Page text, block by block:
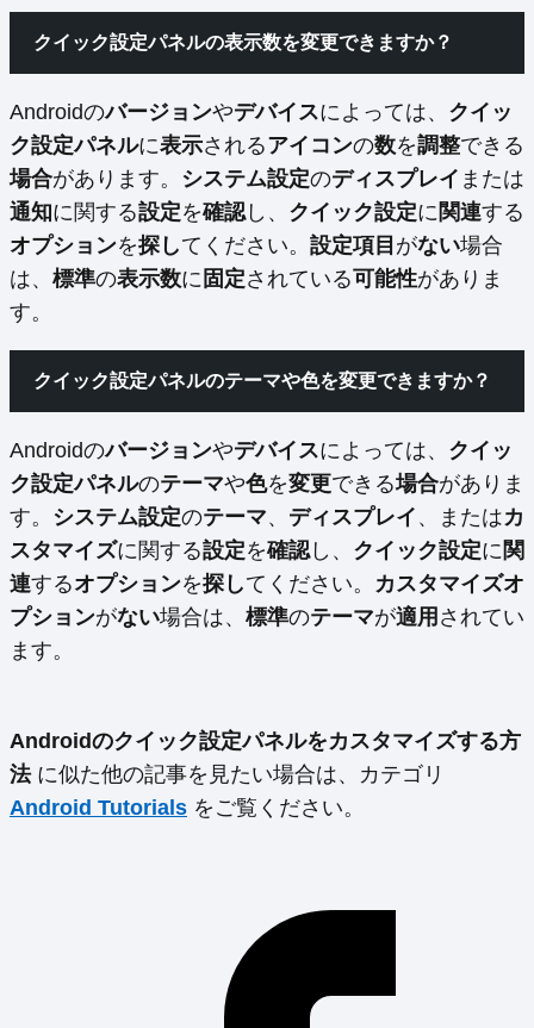
クイック設定パネルの表示数を変更できますか？
Androidのバージョンやデバイスによっては、 クイッ
ク設定パネルに表示されるアイコンの数を調整できる
場合があります。 システム設定のディスプレイ または
通知に関する設定を確認し、 クイック設定に 関連する
オプションを探してください。 設定項目 がない場合
は、 標準の表示数に 固定されている可能性がありま
す。
クイック設定パネルのテーマや色を変更できますか？
Androidのバージョンやデバイスによっては、 クイッ
ク設定パネルのテーマや色を変更できる場合がありま
す。 システム設定のテーマ、 ディスプレイ 、またはカ
スタマイズに関する設定を確認し、 クイック設定に 関
連するオプションを探してください。 カスタマイズオ
プションがない場合は、 標準のテーマが適用 されてい
ます。
Androidのクイック設定パネルをカスタマイズする方
法に似た他の記事を見たい場合は、カテゴリ
Android Tutorials をご覧ください。